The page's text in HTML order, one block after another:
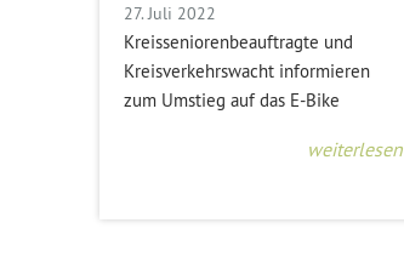
27. Juli 2022
Kreisseniorenbeauftragte und
Kreisverkehrswacht informieren
zum Umstieg auf das E-Bike
weiterlesen